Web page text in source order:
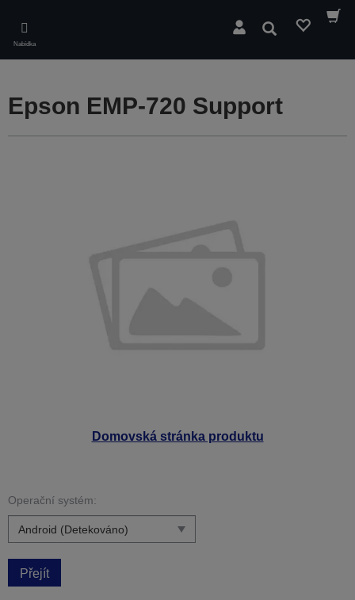
main
content
Nabídka
Hledat
Domovská stránka produktu
Epson EMP-720 Support
Operační systém:
Přejít